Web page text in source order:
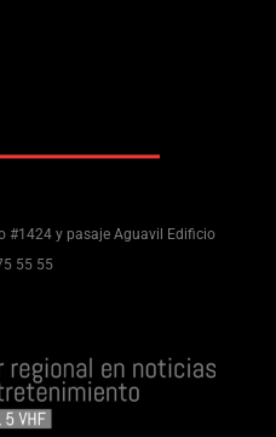
#1424 y pasaje Aguavil Edificio
55 55